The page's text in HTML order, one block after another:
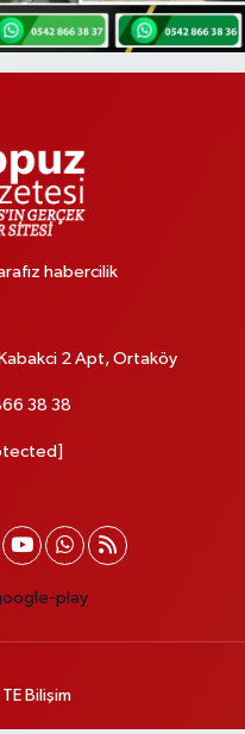
habercilik
2 Apt, Ortaköy
38 38
TE Bilişim